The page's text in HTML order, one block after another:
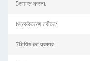
5समाप्त करना:
6प्रसंस्करण तरीका:
7शिपिंग का प्रकार: